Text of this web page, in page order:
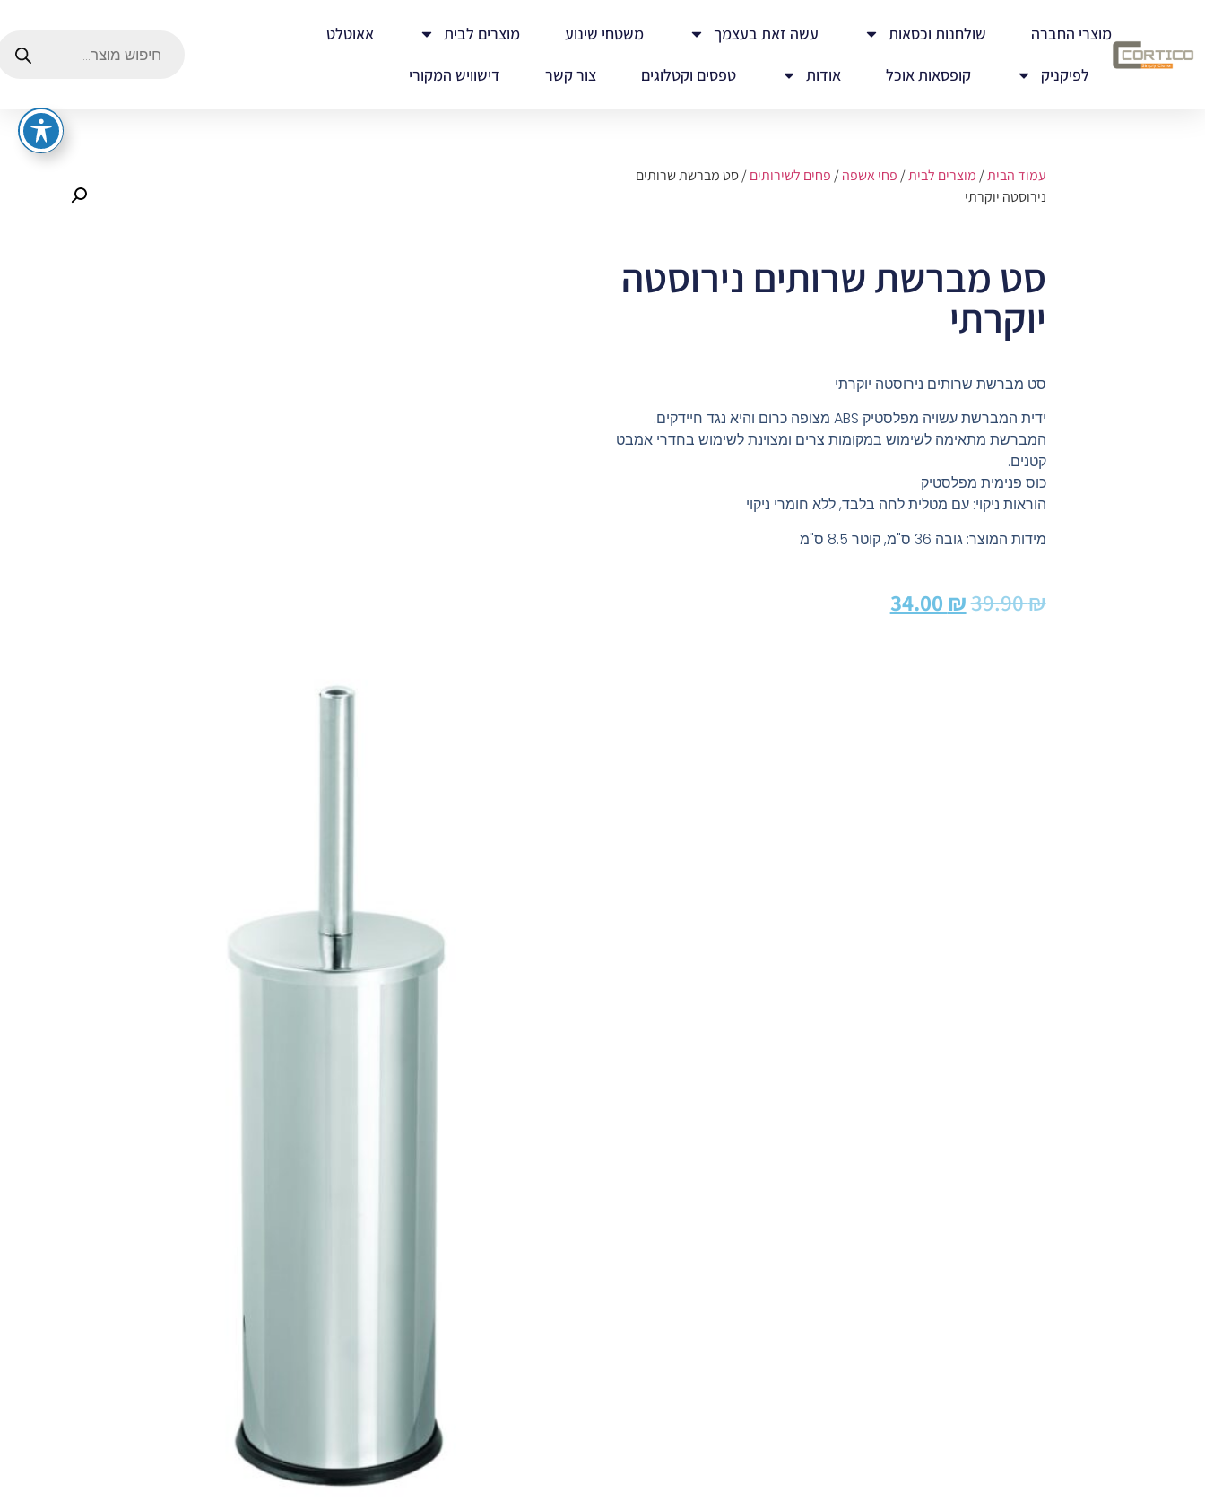
מוצרי החברה שולחנות וכסאות עשה זאת בעצמך משטחי שינוע מוצרים לבית
אאוטלט
לפיקניק
קופסאות אוכל אודות טפסים וקטלוגים צור קשר דישוויש המקורי
עמוד הבית/ מוצרים לבית/ פחי אשפה/ פחים לשירותים/ סט מברשת שרותים
נירוסטה יוקרתי
סט מברשת שרותים נירוסטה
יוקרתי
סט מברשת שרותים נירוסטה יוקרתי
ידית המברשת עשויה מפלסטיק ABS מצופה כרום והיא נגד חיידקים.
המברשת מתאימה לשימוש במקומות צרים ומצוינת לשימוש בחדרי אמבט
קטנים.
כוס פנימית מפלסטיק
הוראות ניקוי: עם מטלית לחה בלבד, ללא חומרי ניקוי
מידות המוצר: גובה 36 ס"מ, קוטר 8.5 ס"מ
39.90₪
34.00 ₪